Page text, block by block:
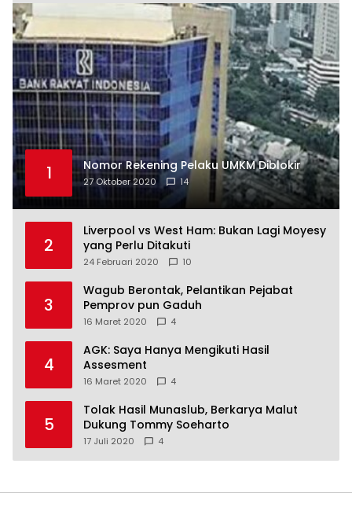
1 Nomor Rekening Pelaku UMKM Diblokir
27 Oktober 2020 14
2
Liverpool vs West Ham: Bukan Lagi Moyesy
yang Perlu Ditakuti
24 Februari 2020 10
3
Wagub Berontak, Pelantikan Pejabat
Pemprov pun Gaduh
16 Maret 2020 4
4
AGK: Saya Hanya Mengikuti Hasil
Assesment
16 Maret 2020 4
5
Tolak Hasil Munaslub, Berkarya Malut
Dukung Tommy Soeharto
17 Juli 2020 4